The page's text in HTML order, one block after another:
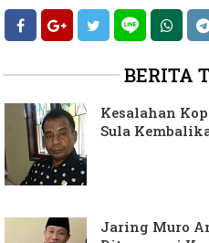
BERITA
Kesalahan
Sula
Jaring Muro